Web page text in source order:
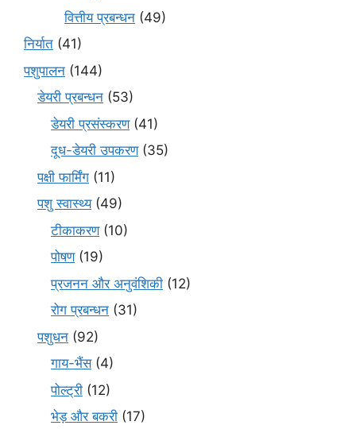
वित्तीय प्रबन्धन (49)
निर्यात (41)
पशुपालन (144)
डेयरी प्रबन्धन (53)
डेयरी प्रसंस्करण(41)
दूध-डेयरी उपकरण(35)
पक्षी फार्मिंग (11)
पशु स्वास्थ्य(49)
टीकाकरण(10)
पोषण(19)
प्रजनन और अनुवंशिकी (12)
रोग प्रबन्धन (31)
पशुधन (92)
गाय-भैंस(4)
पोल्ट्री (12)
भेड़ और बकरी (17)